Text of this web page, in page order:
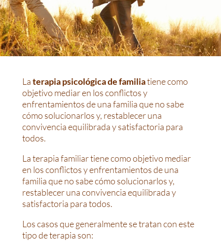
Laterapia psicológica de familiatiene como
objetivo mediar en los conflictos y
enfrentamientos de una familia que no sabe
cómo solucionarlos y, restablecer una
convivencia equilibrada y satisfactoria para
todos.
La terapia familiar tiene como objetivo mediar
en los conflictos y enfrentamientos de una
familia que no sabe cómo solucionarlos y,
restablecer una convivencia equilibrada y
satisfactoria para todos.
Los casos que generalmente se tratan con este
tipo de terapia son: